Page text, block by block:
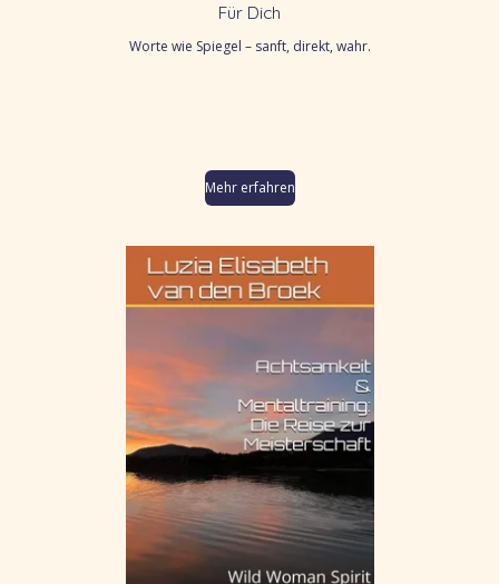
Für Dich
Worte wie Spiegel – sanft, direkt, wahr.
Mehr erfahren